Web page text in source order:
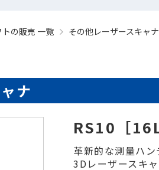
の販売 一覧 その他レーザースキャナ
ナ
RS10［
革新的な測量ハ
3Dレーザースキ